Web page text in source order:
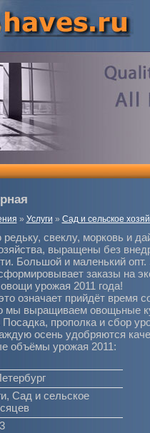
» Услуги » Сад и сельское
свеклу, морковь и
выращены без
Большой и маленький опт.
заказы на
урожая 2011 года!
означает прийдёт
мы выращиваем овощьные
прополка и сбор
осень удобряются
объёмы урожая 2011:
Сад и сельское